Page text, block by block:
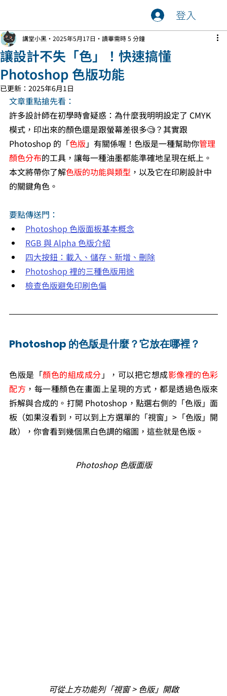
登入
讓設計不失「色」！快速搞懂
Photoshop 色版功能
講堂小黑 2025年5月17日 讀畢需時 5 分鐘
已更新： 2025年6月1日
文章重點搶先看：
許多設計師在初學時會疑惑：為什麼我明明設定了 CMYK
模式，印出來的顏色還是跟螢幕差很多🧐？其實跟
Photoshop 的「色版 」有關係喔！色版是一種幫助你管理
顏色分布的工具，讓每一種油墨都能準確地呈現在紙上。
本文將帶你了解色版的功能與類型 ，以及它在印刷設計中
的關鍵角色。
要點傳送門：
Photoshop 色版面板基本概念
RGB 與 Alpha 色版介紹
四大按鈕：載入、儲存、新增、刪除
Photoshop 裡的三種色版用途
檢查色版避免印刷色偏
Photoshop 的色版是什麼？它放在哪裡？
色版是「顏色的組成成分 」，可以把它想成影像裡的色彩
配方 ，每一種顏色在畫面上呈現的方式，都是透過色版來
拆解與合成的。打開 Photoshop，點選右側的「色版」面
板（如果沒看到，可以到上方選單的「視窗」>「色版」開
啟），你會看到幾個黑白色調的縮圖，這些就是色版。
Photoshop 色版面版
可從上方功能列「視窗 > 色版」開啟